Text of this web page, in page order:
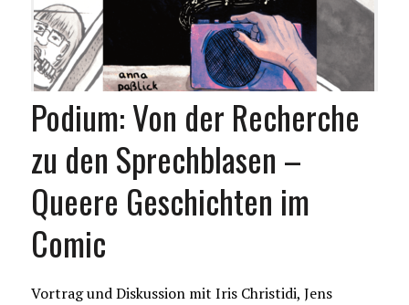
Podium: Von der Recherche
zu den Sprechblasen –
Queere Geschichten im
Comic
Vortrag und Diskussion mit Iris Christidi, Jens